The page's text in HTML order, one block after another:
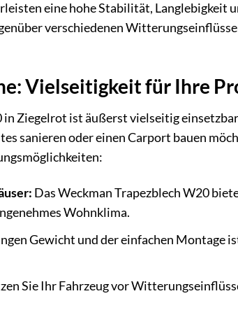
eine hohe Stabilität, Langlebigkeit
verschiedenen
Vielseitigkeit für Ihre
in Ziegelrot ist äußerst vielseitig
sanieren oder einen Carport bauen
Das Weckman Trapezblech W20
Wohnklima.
Gewicht und der einfachen Montage
Sie Ihr Fahrzeug vor